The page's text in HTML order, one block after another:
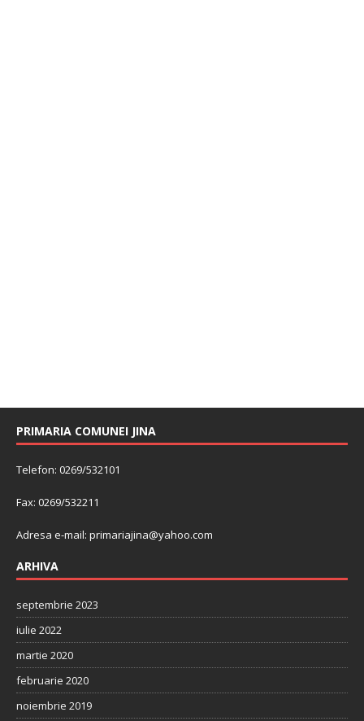
PRIMARIA COMUNEI JINA
Telefon: 0269/532101
Fax: 0269/532211
Adresa e-mail: primariajina@yahoo.com
ARHIVA
septembrie 2023
iulie 2022
martie 2020
februarie 2020
noiembrie 2019